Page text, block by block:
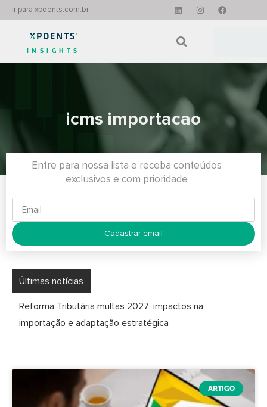
Ir para xpoents.com.br
INSIGHTS
icms importacao
Entre para nossa lista e receba conteúdos
exclusivos e com prioridade
Cadastrar email
Últimas notícias
Reforma Tributária multas 2027: impactos na
importação e adaptação estratégica
ARTIGO